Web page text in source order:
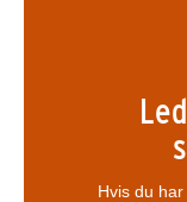
Hvis du